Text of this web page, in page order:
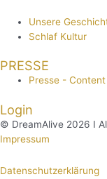
Unsere
Schlaf Kultur
PRESSE
Presse -
Login
© DreamAlive 2026 I
Impressum
Datenschutzerklärung